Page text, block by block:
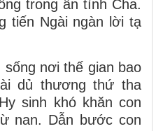
trong ân tình Cha.
tiến Ngài ngàn lời tạ
nơi thế gian bao
dủ thương thứ tha
sinh khó khăn con
nan. Dẫn bước con